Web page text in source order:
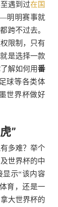
遇到过在国
明明赛事就
跨不过去。
限制，只有
是选择一款
解如何用番
球等各类体
世界杯做好
”
多难？举个
世界杯的中
显示“该内容
育，还是一
大世界杯的